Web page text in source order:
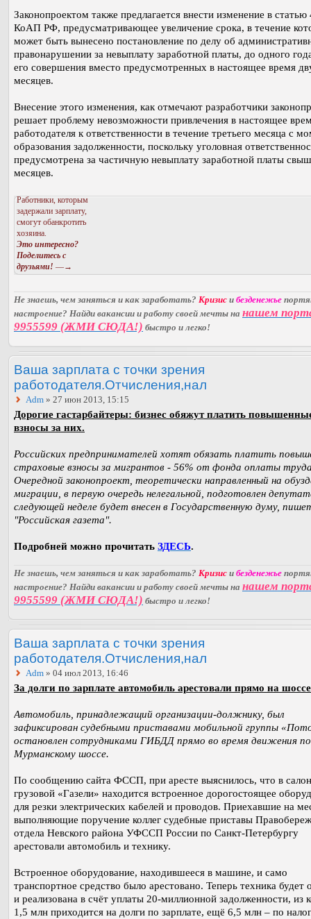
Законопроектом также предлагается внести изменение в статью
КоАП РФ, предусматривающее увеличение срока, в течение
может быть вынесено постановление по делу об
правонарушении за невыплату заработной платы, до одного
его совершения вместо предусмотренных в настоящее время
месяцев.
Внесение этого изменения, как отмечают разработчики
решает проблему невозможности привлечения в настоящее
работодателя к ответственности в течение третьего месяца с
образования задолженности, поскольку уголовная
предусмотрена за частичную невыплату заработной платы
месяцев.
Работники, которым
задержали зарплату,
смогут обанкротить
хозяина.
Это интересно?
Поделитесь с
друзьями! —→
Не знаешь, чем заняться и как заработать? Кризис и безденежье
настроение? Найди вакансии и работу своей мечты на нашем
9955599 (ЖМИ СЮДА!) быстро и легко!
Ваша зарплата с точки зрения
работодателя.Отчисления,нал
Adm » 27 июн 2013, 15:15
Дорогие гастарбайтеры: бизнес обяжут платить
взносы за них.
Российских предпринимателей хотят обязать платить
страховые взносы за мигрантов - 56% от фонда оплаты
Очередной законопроект, теоретически направленный на
миграции, в первую очередь нелегальной, подготовлен
следующей неделе будет внесен в Государственную думу,
"Российская газета".
Подробней можно прочитать ЗДЕСЬ.
Не знаешь, чем заняться и как заработать? Кризис и безденежье
настроение? Найди вакансии и работу своей мечты на нашем
9955599 (ЖМИ СЮДА!) быстро и легко!
Ваша зарплата с точки зрения
работодателя.Отчисления,нал
Adm » 04 июл 2013, 16:46
За долги по зарплате автомобиль арестовали прямо на
Автомобиль, принадлежащий организации-должнику, был
зафиксирован судебными приставами мобильной группы
остановлен сотрудниками ГИБДД прямо во время движения по
Мурманскому шоссе.
По сообщению сайта ФССП, при аресте выяснилось, что в
грузовой «Газели» находится встроенное дорогостоящее
для резки электрических кабелей и проводов. Приехавшие на
выполняющие поручение коллег судебные приставы
отдела Невского района УФССП России по Санкт-Петербургу
арестовали автомобиль и технику.
Встроенное оборудование, находившееся в машине, и само
транспортное средство было арестовано. Теперь техника будет
и реализована в счёт уплаты 20-миллионной задолженности, из
1,5 млн приходится на долги по зарплате, ещё 6,5 млн – по